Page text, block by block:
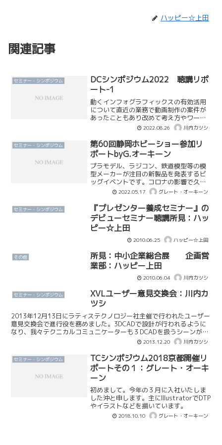
ハッピー☆上田
関連記事
セミナー・シンポジウム
DCシンポジウム2022 聴講リポ
ート-1
動くインフォグラフィックスの有効活用
について直近の業務で動画制作の案件が
あったこともあり改めて考え方やワーク
フローを整理、調整したいと考えたため
このテーマをピックアップする。
2022.08.26 川内カツシ
セミナー・シンポジウム
第60回静岡ホビーショー参加リ
ポートbyG.オーキーン
プラモデル、ラジコン、鉄道模型等の模
型メーカーが注目の新製品を発表するビ
ッグイベントです。コロナの影響で久々
の開催となっており会場も賑わっており
2022.05.17 グレート・オーキーン
セミナー・シンポジウム
『プレゼンター養成セミナー』の
デビューセミナー聴講所見：ハッ
ピー☆上田
2010.06.25 ハッピー☆上田
その他
所見：中小企業総合展 企画営
業部：ハッピー上田
2010.06.04 川内カツシ
セミナー・シンポジウム
XVLユーザー意見交換会：川内カ
ツシ
2013年12月13日にラティステクノロジー社主催で行われたユーザー
意見交換会で進行役を務めました。3DCADで設計が行われるように
なり、我々テクニカルコミュニケーターも３DCADを扱うシーンが増
えており、逆に写真や図面からの作業は減少傾向...2013.12.20 川内カツシ
セミナー・シンポジウム
TCシンポジウム2018京都開催リ
ポートその１：グレート・オーキ
ーン
初めまして。今年の３月に入社いたしま
した沖と申します。主にIllustratorでDTP
やイラストなどを描いています。
2018.10.10 グレート・オーキーン